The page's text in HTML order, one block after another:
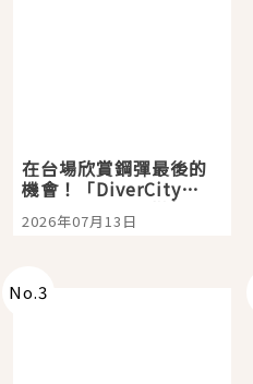
在台場欣賞鋼彈最後的
機會！「DiverCity
Tokyo Plaza」搭船、
購物、美食及夜景，一
2026年07月13日
No.3